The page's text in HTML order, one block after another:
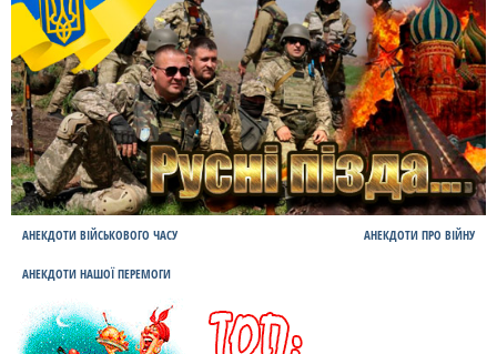
АНЕКДОТИ ВІЙСЬКОВОГО ЧАСУ АНЕКДОТИ ПРО ВІЙНУ
АНЕКДОТИ НАШОЇ ПЕРЕМОГИ